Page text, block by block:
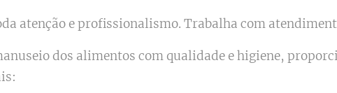
atenção e profissionalismo. Trabalha com
dos alimentos com qualidade e higiene,